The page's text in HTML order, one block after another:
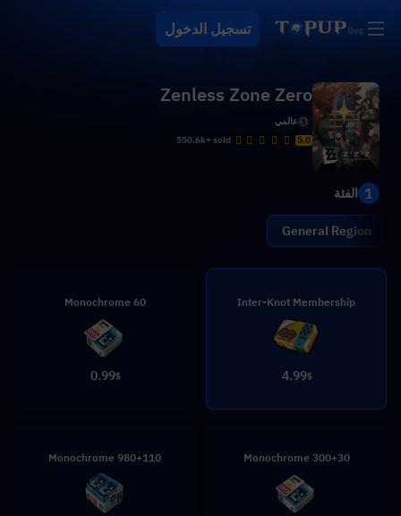
تسجيل الدخول
Zenless Zone Zero
عالمي
5.0
550.6k+ sold
1 الفئة
General Region
Inter-Knot Membership
$
4.99
60 Monochrome
$
0.99
300+30 Monochrome
980+110 Monochrome